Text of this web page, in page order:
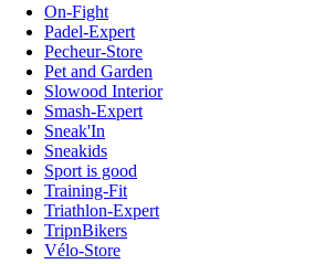
On-Fight
Padel-Expert
Pecheur-Store
Pet and Garden
Slowood Interior
Smash-Expert
Sneak'In
Sneakids
Sport is good
Training-Fit
Triathlon-Expert
TripnBikers
Vélo-Store